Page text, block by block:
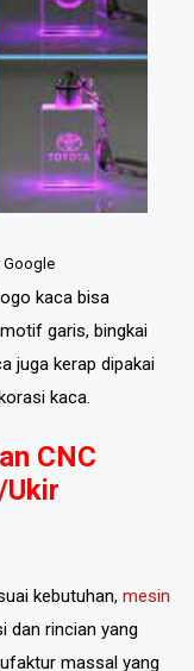
Google
kaca bisa
garis, bingkai
juga kerap dipakai
kaca.
CNC
Ukir
kebutuhan, mesin
dan rincian yang
massal yang